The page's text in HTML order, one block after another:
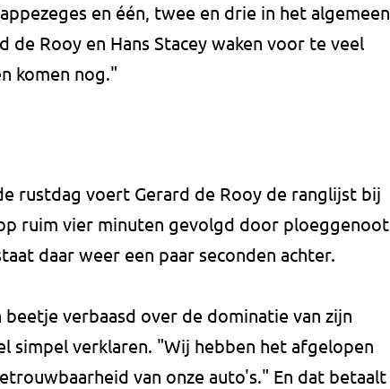
en één, twee en drie in het algemeen
de Rooy en Hans Stacey waken voor te veel
komen nog."
rustdag voert Gerard de Rooy de ranglijst bij
ruim vier minuten gevolgd door ploeggenoot
daar weer een paar seconden achter.
verbaasd over de dominatie van zijn
simpel verklaren. "Wij hebben het afgelopen
van onze auto's." En dat betaalt